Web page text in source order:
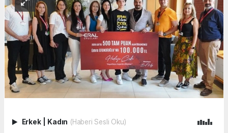
Erkek Kadın (Haberi Sesli Oku)